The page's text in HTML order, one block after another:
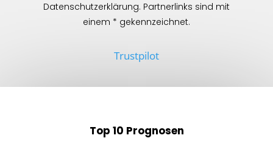
Datenschutzerklärung. Partnerlinks sind mit
einem * gekennzeichnet.
Trustpilot
Top 10 Prognosen